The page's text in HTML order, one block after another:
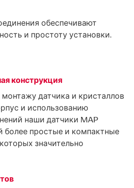
обеспечивают
и простоту установки.
конструкция
датчика и кристаллов
и использованию
наши датчики MAP
более простые и компактные
значительно